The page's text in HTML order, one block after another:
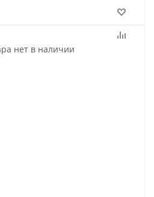
нет в наличии